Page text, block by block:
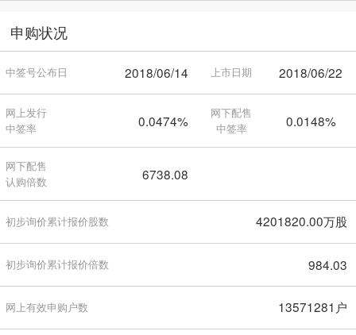
申购状况
中签号公布日 2018/06/14 上市日期 2018/06/22
网上发行
中签率
0.0474%
网下配售
中签率
0.0148%
网下配售
认购倍数
6738.08
初步询价累计报价股数 4201820.00万股
初步询价累计报价倍数 984.03
网上有效申购户数 13571281户